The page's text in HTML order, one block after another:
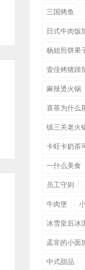
三国烤鱼
日式牛肉饭
杨姐煎饼果
壹佳烤猪蹄
麻辣烫火锅
喜茶为什么
镇三关老火
卡旺卡奶茶
一什么美食
员工守则
牛肉堡
冰雪皇后冰
孟非的小面
中式甜品